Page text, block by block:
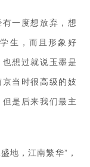
一度想放弃，想
生，而且形象好
想过就说玉墨是
京当时很高级的妓
是后来我们最主
地，江南繁华”，